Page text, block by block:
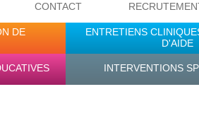
CONTACT
DE
ENTRETIENS
D'AIDE
INTERVENTIONS